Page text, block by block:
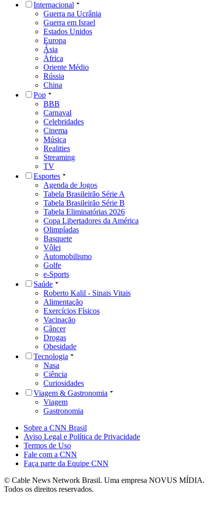
Internacional
Guerra na Ucrânia
Guerra em Israel
Estados Unidos
Europa
Ásia
África
Oriente Médio
Rússia
China
Pop
BBB
Carnaval
Celebridades
Cinema
Música
Realities
Streaming
TV
Esportes
Agenda de Jogos
Tabela Brasileirão Série A
Tabela Brasileirão Série B
Tabela Eliminatórias 2026
Copa Libertadores da América
Olimpíadas
Basquete
Vôlei
Automobilismo
Golfe
e-Sports
Saúde
Roberto Kalil - Sinais Vitais
Alimentação
Exercícios Físicos
Vacinação
Câncer
Drogas
Obesidade
Tecnologia
Nasa
Ciência
Curiosidades
Viagem & Gastronomia
Viagem
Gastronomia
Sobre a CNN Brasil
Aviso Legal e Política de Privacidade
Termos de Uso
Fale com a CNN
Faça parte da Equipe CNN
© Cable News Network Brasil. Uma empresa NOVUS MÍDIA.
Todos os direitos reservados.